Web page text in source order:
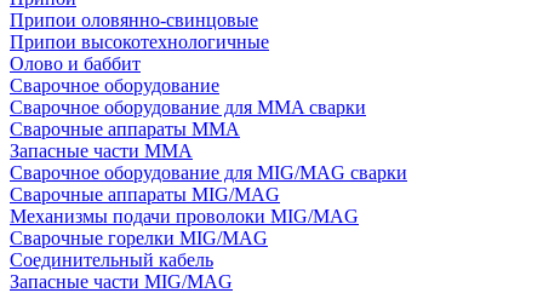
Припои оловянно-свинцовые
Припои высокотехнологичные
Олово и баббит
Сварочное оборудование
Сварочное оборудование для MMA сварки
Сварочные аппараты MMA
Запасные части MMA
Сварочное оборудование для MIG/MAG сварки
Сварочные аппараты MIG/MAG
Механизмы подачи проволоки MIG/MAG
Сварочные горелки MIG/MAG
Соединительный кабель
Запасные части MIG/MAG